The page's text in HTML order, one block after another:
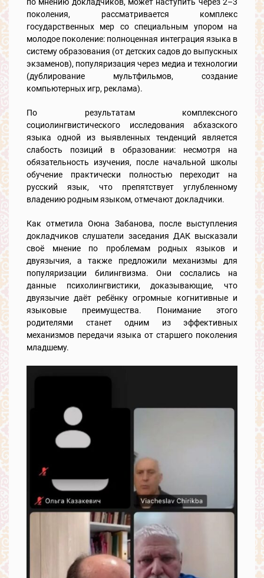
по мнению докладчиков, может наступить через 2–3
поколения, рассматривается комплекс
государственных мер со специальным упором на
молодое поколение: полноценная интеграция языка в
систему образования (от детских садов до выпускных
экзаменов), популяризация через медиа и технологии
(дублирование мультфильмов, создание
компьютерных игр, реклама).
По результатам комплексного
социолингвистического исследования абхазского
языка одной из выявленных тенденций является
слабость позиций в образовании: несмотря на
обязательность изучения, после начальной школы
обучение практически полностью переходит на
русский язык, что препятствует углубленному
владению родным языком, отмечают докладчики.
Как отметила Оюна Забанова, после выступления
докладчиков слушатели заседания ДАК высказали
своё мнение по проблемам родных языков и
двуязычия, а также предложили механизмы для
популяризации билингвизма. Они сослались на
данные психолингвистики, доказывающие, что
двуязычие даёт ребёнку огромные когнитивные и
языковые преимущества. Понимание этого
родителями станет одним из эффективных
механизмов передачи языка от старшего поколения
младшему.